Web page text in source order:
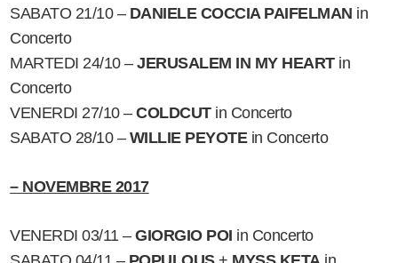
SABATO 21/10 – DANIELE COCCIA PAIFELMAN in
Concerto
MARTEDI 24/10 –JERUSALEM IN MY HEARTin
Concerto
VENERDI 27/10 –COLDCUTin Concerto
SABATO 28/10 – WILLIE PEYOTEin Concerto
– NOVEMBRE 2017
VENERDI 03/11 –GIORGIO POI in Concerto